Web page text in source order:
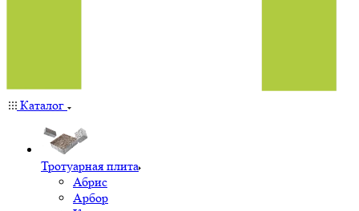
Каталог
Тротуарная плита
Абрис
Арбор